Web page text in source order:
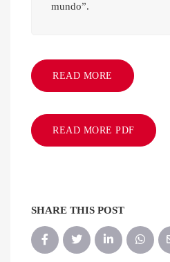
mundo”.
READ MORE
READ MORE PDF
SHARE THIS POST